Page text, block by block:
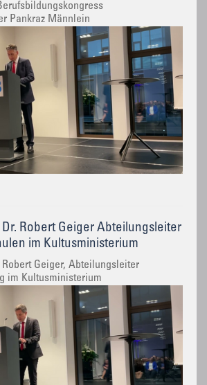
Pankraz Männlein
Robert Geiger Abteilungsleiter
im Kultusministerium
Geiger, Abteilungsleiter
im Kultusministerium